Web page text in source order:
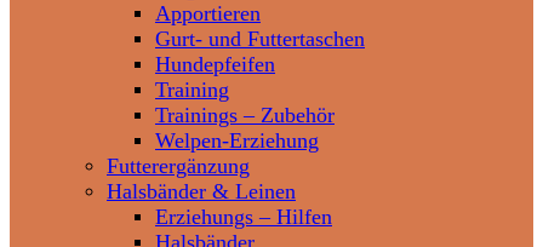
Apportieren
Gurt- und Futtertaschen
Hundepfeifen
Training
Trainings – Zubehör
Welpen-Erziehung
Futterergänzung
Halsbänder & Leinen
Erziehungs – Hilfen